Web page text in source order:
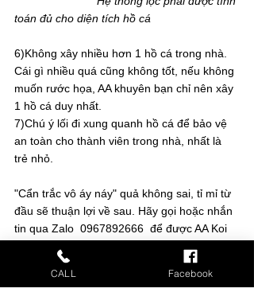
toán đủ cho diện tích hồ cá
6)Không xây nhiều hơn 1 hồ cá trong nhà.
Cái gì nhiều quá cũng không tốt, nếu không
muốn rước họa, AA khuyên bạn chỉ nên xây
1 hồ cá duy nhất.
7)Chú ý lối đi xung quanh hồ cá để bảo vệ
an toàn cho thành viên trong nhà, nhất là
trẻ nhỏ.
"Cẩn trắc vô áy náy" quả không sai, tỉ mỉ từ
đầu sẽ thuận lợi về sau. Hãy gọi hoặc nhắn
tin qua Zalo  0967892666  để được AA Koi
Farm tư vấn cụ thể hơn cho công trình thực
tế của bạn.
CALL Facebook